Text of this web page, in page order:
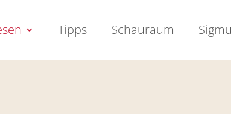
Tipps Schauraum